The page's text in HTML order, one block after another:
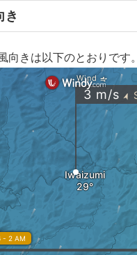
き
向きは以下のとおりです。